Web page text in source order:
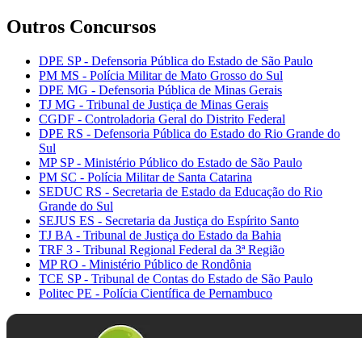
Outros Concursos
DPE SP - Defensoria Pública do Estado de São Paulo
PM MS - Polícia Militar de Mato Grosso do Sul
DPE MG - Defensoria Pública de Minas Gerais
TJ MG - Tribunal de Justiça de Minas Gerais
CGDF - Controladoria Geral do Distrito Federal
DPE RS - Defensoria Pública do Estado do Rio Grande do
Sul
MP SP - Ministério Público do Estado de São Paulo
PM SC - Polícia Militar de Santa Catarina
SEDUC RS - Secretaria de Estado da Educação do Rio
Grande do Sul
SEJUS ES - Secretaria da Justiça do Espírito Santo
TJ BA - Tribunal de Justiça do Estado da Bahia
TRF 3 - Tribunal Regional Federal da 3ª Região
MP RO - Ministério Público de Rondônia
TCE SP - Tribunal de Contas do Estado de São Paulo
Politec PE - Polícia Científica de Pernambuco